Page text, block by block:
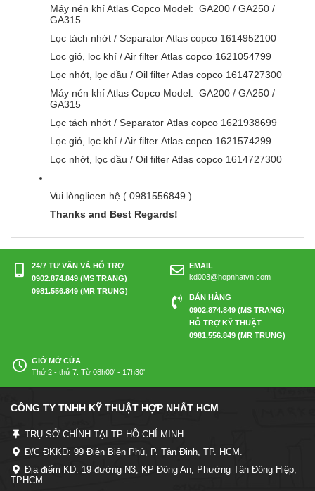
Máy nén khí Atlas Copco Model: GA200 / GA250 /
GA315
Lọc tách nhớt / Separator Atlas copco 1614952100
Lọc gió, lọc khí / Air filter Atlas copco 1621054799
Lọc nhớt, lọc dầu / Oil filter Atlas copco 1614727300
Máy nén khí Atlas Copco Model: GA200 / GA250 /
GA315
Lọc tách nhớt / Separator Atlas copco 1621938699
Lọc gió, lọc khí / Air filter Atlas copco 1621574299
Lọc nhớt, lọc dầu / Oil filter Atlas copco 1614727300
Vui lònglieen hệ ( 0981556849 )
Thanks and Best Regards!
24/7 TƯ VẤN VÀ HỖ TRỢ
0902.874.849 (MS TRANG)
0981.556.849 (MR TRUNG)
EMAIL
kd003@hopnhatvn.com
BÁN HÀNG
0902.874.849 (MS TRANG)
HỖ TRỢ KỸ THUẬT
0981.556.849 (MR TRUNG)
GIỜ MỞ CỬA
Thứ 2 - thứ 7: Từ 08h00' - 17h30'
CÔNG TY TNHH KỸ THUẬT HỢP NHẤT HCM
TRỤ SỞ CHÍNH TẠI TP HỒ CHÍ MINH
Đ/C ĐKKD: 99 Điện Biên Phủ, P. Tân Định, TP. HCM.
Địa điểm KD: 19 đường N3, KP Đông An, Phường Tân Đông Hiệp,
TPHCM